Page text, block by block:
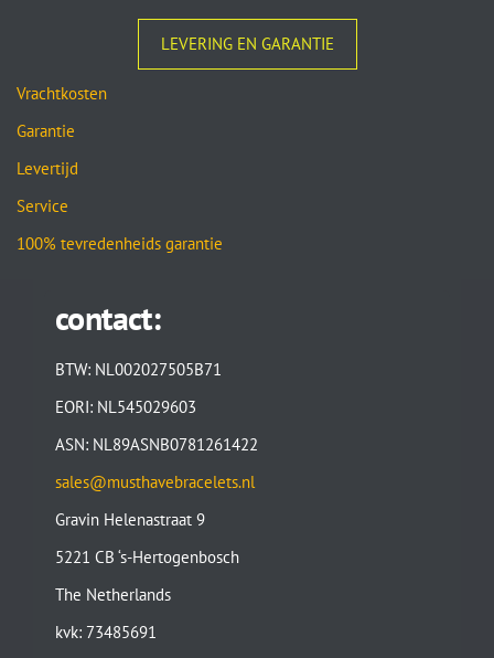
LEVERING EN GARANTIE
Vrachtkosten
Garantie
Levertijd
Service
100% tevredenheids garantie
contact:
BTW: NL002027505B71
EORI: NL545029603
ASN: NL89ASNB0781261422
sales@musthavebracelets.nl
Gravin Helenastraat 9
5221 CB ‘s-Hertogenbosch
The Netherlands
kvk: 73485691